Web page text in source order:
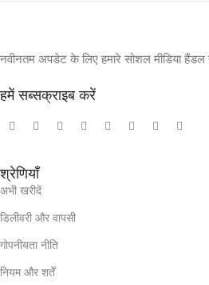
नवीनतम अपडेट के लिए हमारे सोशल मीडिया
हमें सब्सक्राइब करें
श्रेणियाँ
अभी खरीदें
डिलीवरी और वापसी
गोपनीयता नीति
नियम और शर्तें